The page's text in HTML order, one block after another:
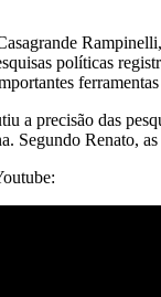
políticas
a precisão das
Segundo Renato,